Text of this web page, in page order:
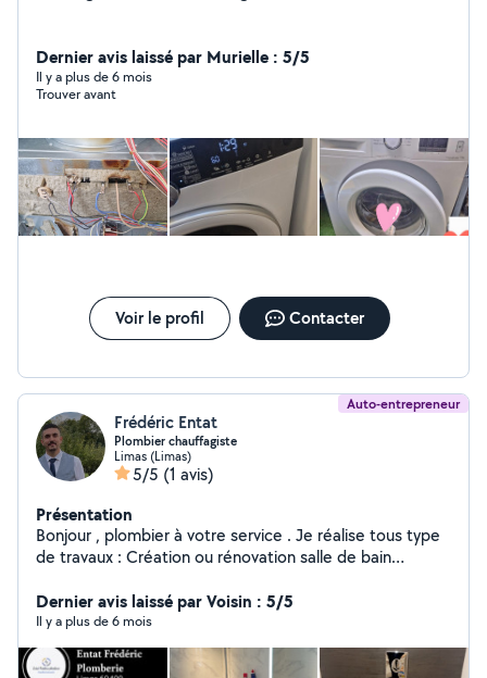
Dernier avis laissé par Murielle : 5/5
Il y a plus de 6 mois
Trouver avant
Voir le profil Contacter
Auto-entrepreneur
Frédéric Entat
Plombier chauffagiste
Limas (Limas)
5/5 (1 avis)
Présentation
Bonjour , plombier à votre service . Je réalise tous type
de travaux : Création ou rénovation salle de bain
divers plomberie , pose de cuisine et ces
raccordements, remplacement wc et wc suspendu .
Pour plus d'informations n'hésitez pas à me contacter.
Cordialement
Dernier avis laissé par Voisin : 5/5
Il y a plus de 6 mois